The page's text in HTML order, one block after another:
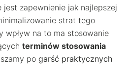
jest zapewnienie jak najlepszej
strat tego
wpływ na to ma stosowanie
terminów stosowania
po garść praktycznych